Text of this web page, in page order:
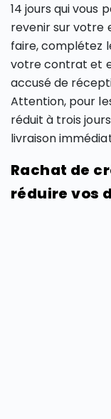
14 jours qui vous
revenir sur votre
faire, complétez
votre contrat et
accusé de
Attention, pour
réduit à trois
livraison
Rachat de
réduire vos